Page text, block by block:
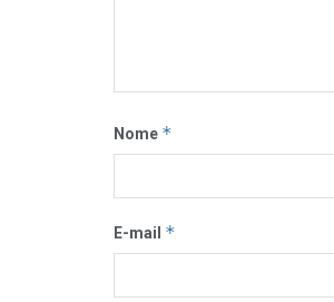
Nome *
E-mail *